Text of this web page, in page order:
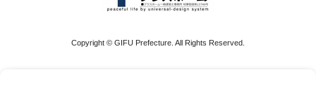
Copyright © GIFU Prefecture. All Rights Reserved.